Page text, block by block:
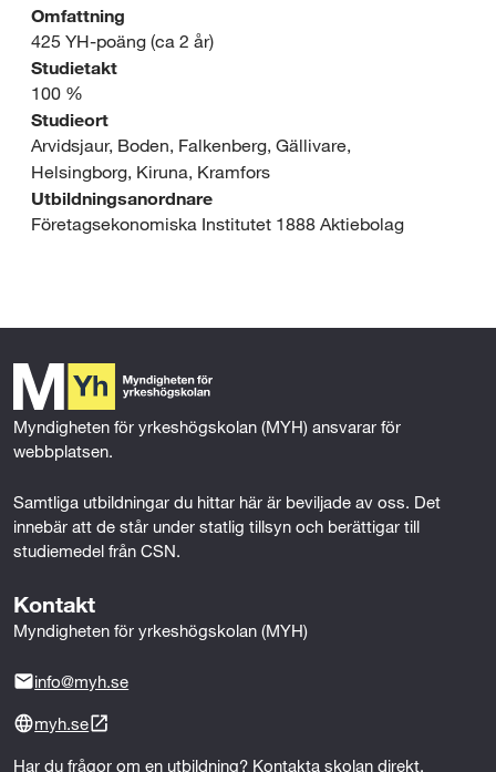
n
s
j
u
k
v
d
s
a
m
t
s
c
i
a
l
e
:
B
y
g
n
l
ä
g
g
n
i
n
g
e
s
s
e
o
å
d
e
:
E
k
n
o
Omfattning
425 YH-poäng (ca 2 år)
Studietakt
100 %
Studieort
Arvidsjaur, Boden, Falkenberg, Gällivare,
Helsingborg, Kiruna, Kramfors
Utbildningsanordnare
Företagsekonomiska Institutet 1888 Aktiebolag
Myndigheten för yrkeshögskolan (MYH) ansvarar för
webbplatsen.
Samtliga utbildningar du hittar här är beviljade av oss. Det
innebär att de står under statlig tillsyn och berättigar till
studiemedel från CSN.
Kontakt
Myndigheten för yrkeshögskolan (MYH)
info@myh.se
myh.se
Har du frågor om en utbildning? Kontakta skolan direkt.